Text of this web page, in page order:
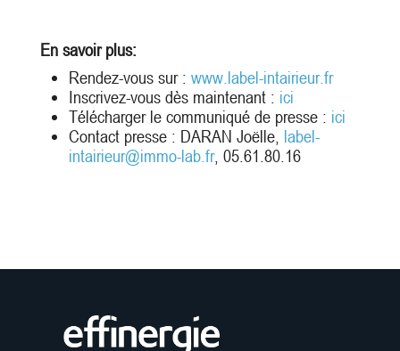
En savoir plus:
Rendez-vous sur : www.label-intairieur.fr
Inscrivez-vous dès maintenant : ici
Télécharger le communiqué de presse : ici
Contact presse : DARAN Joëlle, label-
intairieur@immo-lab.fr, 05.61.80.16